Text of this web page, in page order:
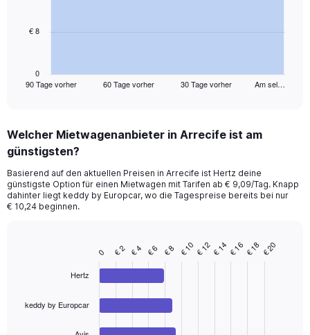
The
Range:
91
The
chart
has
to
90 Tage vorher 60 Tage vorher 30 Tage vorher Am sel…
0
€ 8
End
Welcher Mietwagenanbieter in Arrecife ist am
günstigsten?
Basierend auf den aktuellen Preisen in Arrecife ist Hertz deine
günstigste Option für einen Mietwagen mit Tarifen ab € 9,09/Tag. Knapp
dahinter liegt keddy by Europcar, wo die Tagespreise bereits bei nur
€ 10,24 beginnen.
Hertz
keddy by Europcar
0 € 2 € 4 € 6 € 8 € 10 € 12€ 14 € 16 € 18 € 20